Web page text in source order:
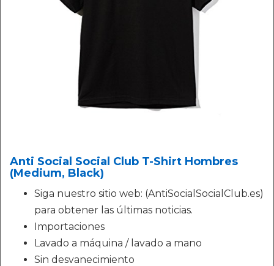
Anti Social Social Club T-Shirt Hombres
(Medium, Black)
Siga nuestro sitio web: (AntiSocialSocialClub.es)
para obtener las últimas noticias.
Importaciones
Lavado a máquina / lavado a mano
Sin desvanecimiento